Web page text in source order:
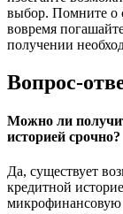
выбор. Помните о
вовремя
получении
Вопрос-
Можно ли
историей срочно?
Да, существует
кредитной
микрофинансовую